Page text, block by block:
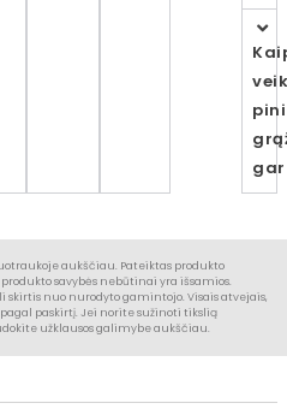
aukščiau. Pateiktas produkto
savybės nebūtinai yra išsamios.
skirtis nuo nurodyto gamintojo. Visais atvejais,
paskirtį. Jei norite sužinoti tikslią
užklausos galimybe aukščiau.